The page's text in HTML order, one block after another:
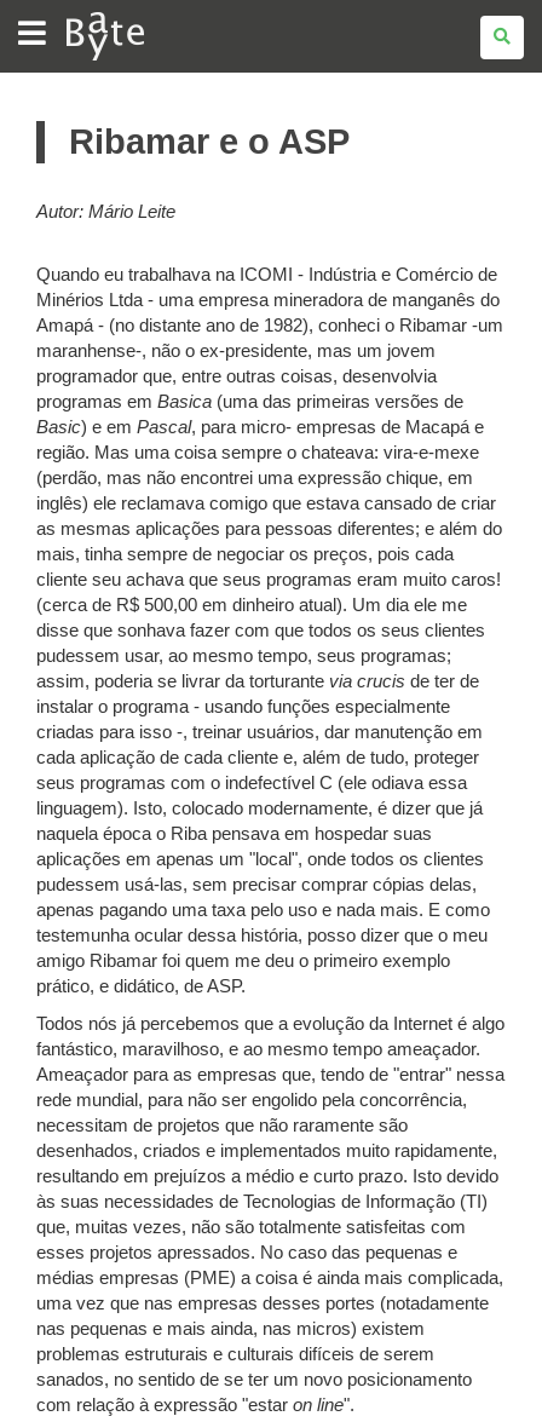
BATE
BYTE
Ribamar e o ASP
Autor: Mário Leite
Quando eu trabalhava na ICOMI - Indústria e Comércio de
Minérios Ltda - uma empresa mineradora de manganês do
Amapá - (no distante ano de 1982), conheci o Ribamar -um
maranhense-, não o ex-presidente, mas um jovem
programador que, entre outras coisas, desenvolvia
programas em Basica (uma das primeiras versões de
Basic) e em Pascal, para micro- empresas de Macapá e
região. Mas uma coisa sempre o chateava: vira-e-mexe
(perdão, mas não encontrei uma expressão chique, em
inglês) ele reclamava comigo que estava cansado de criar
as mesmas aplicações para pessoas diferentes; e além do
mais, tinha sempre de negociar os preços, pois cada
cliente seu achava que seus programas eram muito caros!
(cerca de R$ 500,00 em dinheiro atual). Um dia ele me
disse que sonhava fazer com que todos os seus clientes
pudessem usar, ao mesmo tempo, seus programas;
assim, poderia se livrar da torturante via crucis de ter de
instalar o programa - usando funções especialmente
criadas para isso -, treinar usuários, dar manutenção em
cada aplicação de cada cliente e, além de tudo, proteger
seus programas com o indefectível C (ele odiava essa
linguagem). Isto, colocado modernamente, é dizer que já
naquela época o Riba pensava em hospedar suas
aplicações em apenas um "local", onde todos os clientes
pudessem usá-las, sem precisar comprar cópias delas,
apenas pagando uma taxa pelo uso e nada mais. E como
testemunha ocular dessa história, posso dizer que o meu
amigo Ribamar foi quem me deu o primeiro exemplo
prático, e didático, de ASP.
Todos nós já percebemos que a evolução da Internet é algo
fantástico, maravilhoso, e ao mesmo tempo ameaçador.
Ameaçador para as empresas que, tendo de "entrar" nessa
rede mundial, para não ser engolido pela concorrência,
necessitam de projetos que não raramente são
desenhados, criados e implementados muito rapidamente,
resultando em prejuízos a médio e curto prazo. Isto devido
às suas necessidades de Tecnologias de Informação (TI)
que, muitas vezes, não são totalmente satisfeitas com
esses projetos apressados. No caso das pequenas e
médias empresas (PME) a coisa é ainda mais complicada,
uma vez que nas empresas desses portes (notadamente
nas pequenas e mais ainda, nas micros) existem
problemas estruturais e culturais difíceis de serem
sanados, no sentido de se ter um novo posicionamento
com relação à expressão "estar on line".